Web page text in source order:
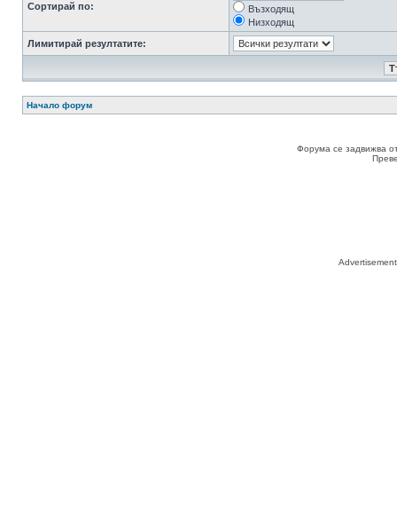
Сортирай по:
Възходящ
Низходящ
Лимитирай резултатите:
Начало форум
Форума се задвижва